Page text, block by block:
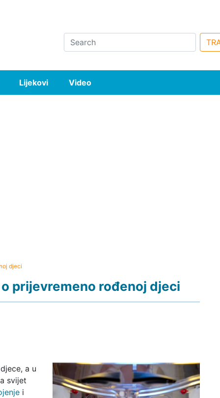
Search
Lijekovi Video
djeci
prijevremeno rođenoj djeci
a u
svijet
i